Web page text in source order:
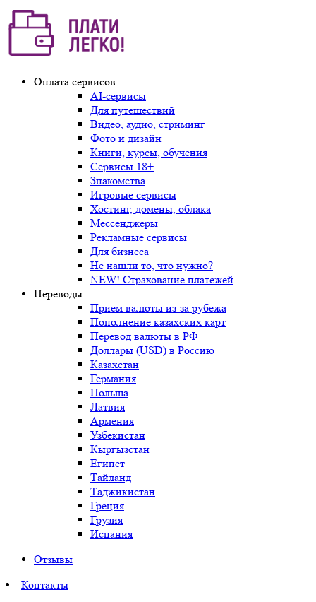
Оплата сервисов
AI-сервисы
Для путешествий
Видео, аудио, стриминг
Фото и дизайн
Книги, курсы, обучения
Сервисы 18+
Знакомства
Игровые сервисы
Хостинг, домены, облака
Мессенджеры
Рекламные сервисы
Для бизнеса
Не нашли то, что нужно?
NEW! Страхование платежей
Переводы
Прием валюты из-за рубежа
Пополнение казахских карт
Перевод валюты в РФ
Доллары (USD) в Россию
Казахстан
Германия
Польша
Латвия
Армения
Узбекистан
Кыргызстан
Египет
Тайланд
Таджикистан
Греция
Грузия
Испания
Отзывы
Контакты